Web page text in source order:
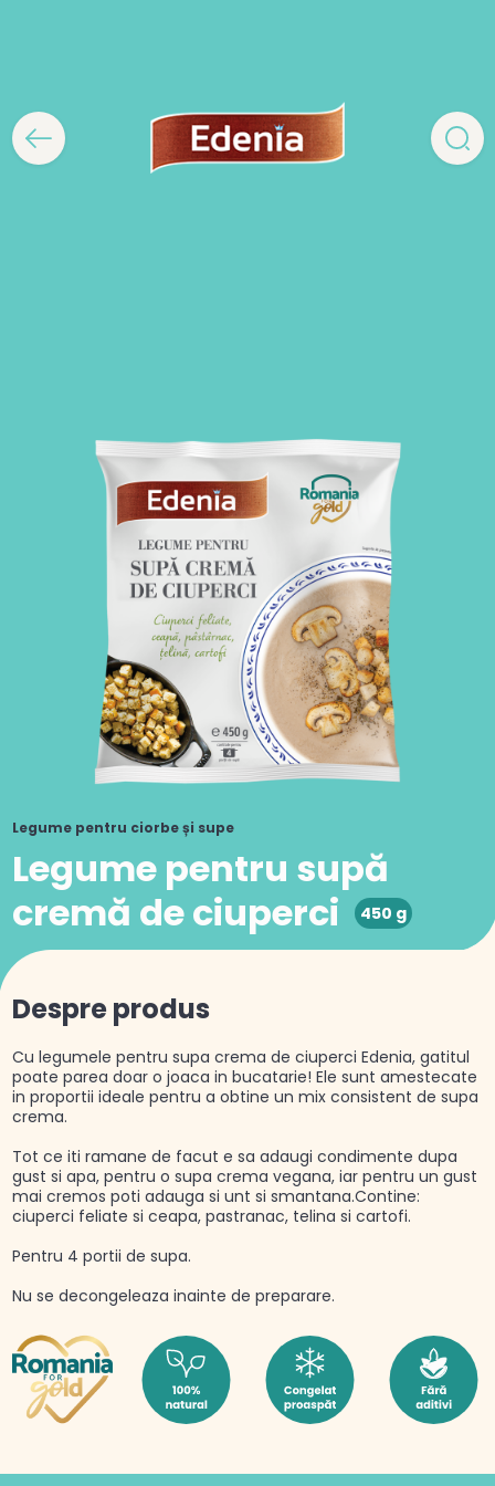
Legume pentru ciorbe și supe
Legume pentru supă
cremă de ciuperci
450 g
Despre produs
Cu legumele pentru supa crema de ciuperci Edenia, gatitul
poate parea doar o joaca in bucatarie! Ele sunt amestecate
in proportii ideale pentru a obtine un mix consistent de supa
crema.
Tot ce iti ramane de facut e sa adaugi condimente dupa
gust si apa, pentru o supa crema vegana, iar pentru un gust
mai cremos poti adauga si unt si smantana.Contine:
ciuperci feliate si ceapa, pastranac, telina si cartofi.
Pentru 4 portii de supa.
Nu se decongeleaza inainte de preparare.